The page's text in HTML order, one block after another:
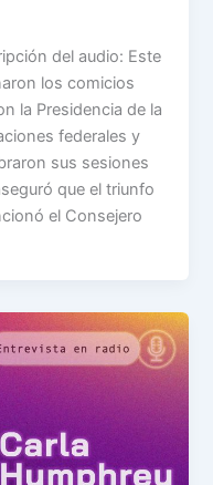
del audio: Este
los comicios
la Presidencia de la
federales y
sus sesiones
que el triunfo
el Consejero